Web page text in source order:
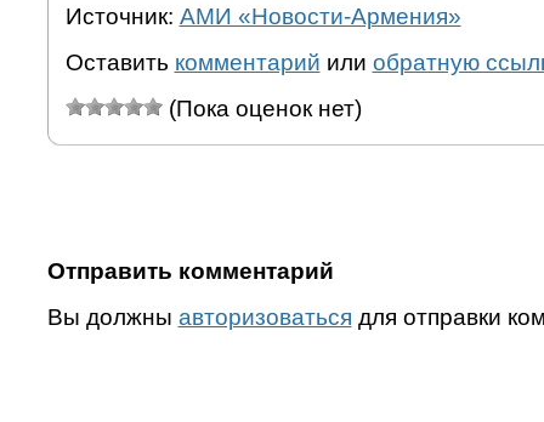
Источник: АМИ «Новости-Армения»
Оставить комментарий или обратную
(Пока оценок нет)
Отправить комментарий
Вы должны авторизоваться для отправки